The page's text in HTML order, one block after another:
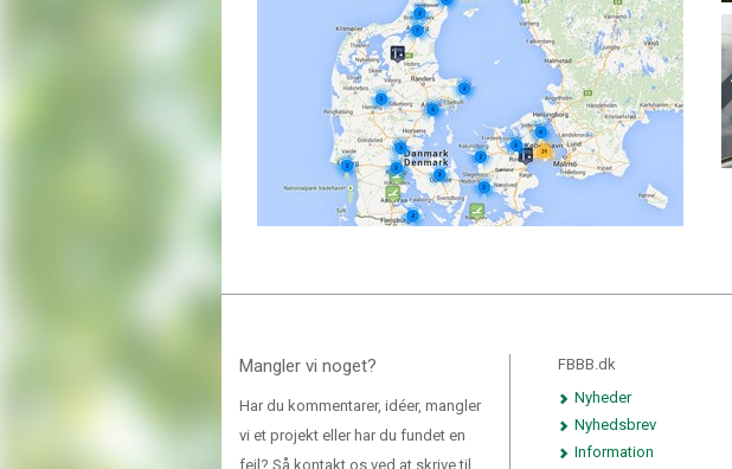
Mangler vi noget?
Har du kommentarer, idéer, mangler
vi et projekt eller har du fundet en
fejl? Så kontakt os ved at skrive til
FBBB.dk
Nyheder
Nyhedsbrev
Information